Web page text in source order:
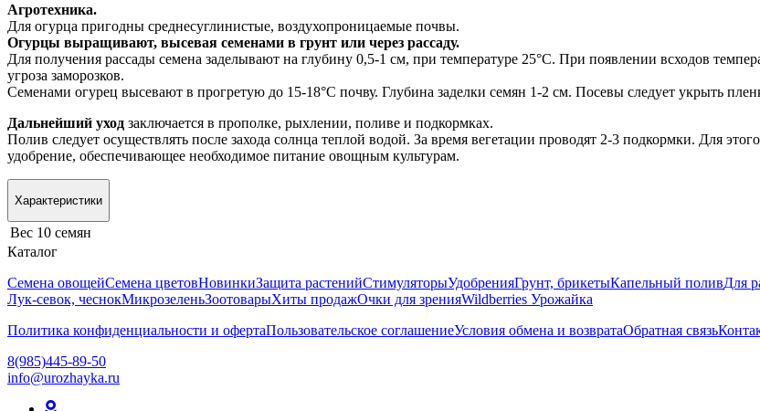
Агротехника.
Для огурца пригодны среднесуглинистые, воздухопроницаемые почвы.
Огурцы выращивают, высевая семенами в грунт или через рассаду.
Для получения рассады семена заделывают на глубину 0,5-1 см, при температуре 25°С. При появлении всходов
угроза заморозков.
Семенами огурец высевают в прогретую до 15-18°С почву. Глубина заделки семян 1-2 см. Посевы следует укрыть
Дальнейший уход заключается в прополке, рыхлении, поливе и подкормках.
Полив следует осуществлять после захода солнца теплой водой. За время вегетации проводят 2-3 подкормки. Для
удобрение, обеспечивающее необходимое питание овощным культурам.
Характеристики
Вес 10 семян
Каталог
Семена овощейСемена цветовНовинкиЗащита растенийСтимуляторыУдобренияГрунт, брикетыКапельный поливДля
Лук-севок, чеснокМикрозеленьЗоотоварыХиты продажОчки для зренияWildberries Урожайка
Политика конфиденциальности и офертаПользовательское соглашениеУсловия обмена и возвратаОбратная связь
8(985)445-89-50
info@urozhayka.ru